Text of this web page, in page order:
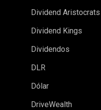
Dividend Aristocrats
Dividend Kings
Dividendos
DLR
Dólar
DriveWealth